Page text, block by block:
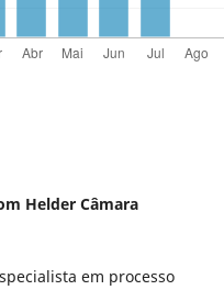
Helder Câmara
em processo